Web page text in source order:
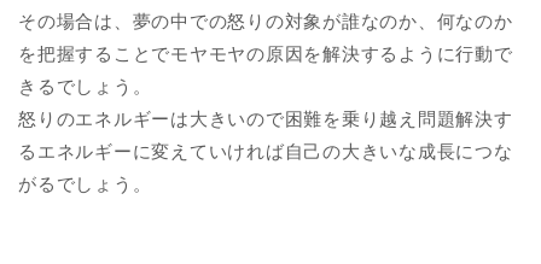
その場合は、夢の中での怒りの対象が誰なのか、何なのか
を把握することでモヤモヤの原因を解決するように行動で
きるでしょう。
怒りのエネルギーは大きいので困難を乗り越え問題解決す
るエネルギーに変えていければ自己の大きいな成長につな
がるでしょう。